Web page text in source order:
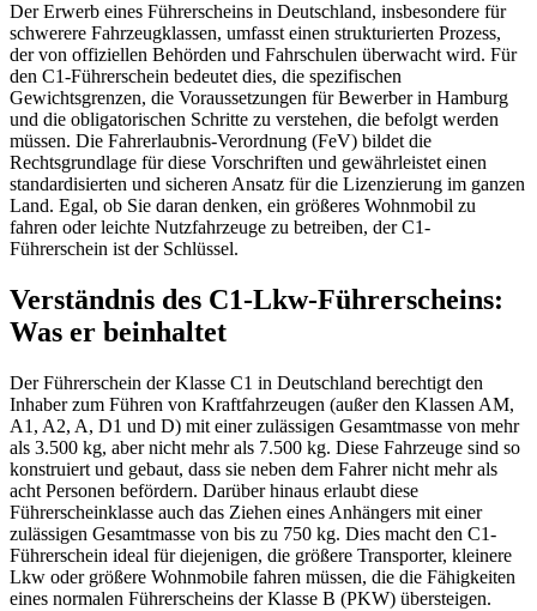
Der Erwerb eines Führerscheins in Deutschland, insbesondere für
schwerere Fahrzeugklassen, umfasst einen strukturierten Prozess,
der von offiziellen Behörden und Fahrschulen überwacht wird. Für
den C1-Führerschein bedeutet dies, die spezifischen
Gewichtsgrenzen, die Voraussetzungen für Bewerber in Hamburg
und die obligatorischen Schritte zu verstehen, die befolgt werden
müssen. Die Fahrerlaubnis-Verordnung (FeV) bildet die
Rechtsgrundlage für diese Vorschriften und gewährleistet einen
standardisierten und sicheren Ansatz für die Lizenzierung im ganzen
Land. Egal, ob Sie daran denken, ein größeres Wohnmobil zu
fahren oder leichte Nutzfahrzeuge zu betreiben, der C1-
Führerschein ist der Schlüssel.
Verständnis des C1-Lkw-Führerscheins:
Was er beinhaltet
Der Führerschein der Klasse C1 in Deutschland berechtigt den
Inhaber zum Führen von Kraftfahrzeugen (außer den Klassen AM,
A1, A2, A, D1 und D) mit einer zulässigen Gesamtmasse von mehr
als 3.500 kg, aber nicht mehr als 7.500 kg. Diese Fahrzeuge sind so
konstruiert und gebaut, dass sie neben dem Fahrer nicht mehr als
acht Personen befördern. Darüber hinaus erlaubt diese
Führerscheinklasse auch das Ziehen eines Anhängers mit einer
zulässigen Gesamtmasse von bis zu 750 kg. Dies macht den C1-
Führerschein ideal für diejenigen, die größere Transporter, kleinere
Lkw oder größere Wohnmobile fahren müssen, die die Fähigkeiten
eines normalen Führerscheins der Klasse B (PKW) übersteigen.